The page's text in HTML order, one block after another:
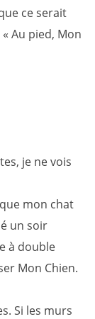
ce serait
Au pied, Mon
je ne vois
mon chat
un soir
à double
Mon Chien.
Si les murs